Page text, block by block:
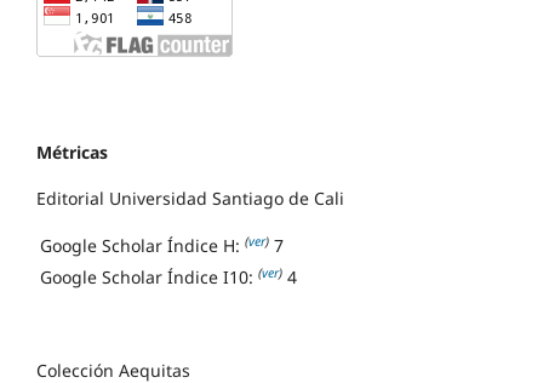
Métricas
Editorial Universidad Santiago de Cali
Google Scholar Índice H: (ver) 7
Google Scholar Índice I10: (ver) 4
Colección Aequitas